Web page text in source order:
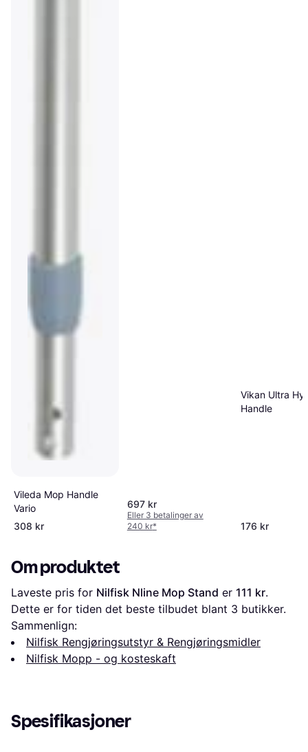
Vileda Mop Handle
Vario
308 kr
697 kr
Eller 3 betalinger av
240 kr*
Vikan Ultra
Handle
176 kr
Om produktet
Laveste pris for Nilfisk Nline Mop Stand er 111 kr.
Dette er for tiden det beste tilbudet blant 3 butikker.
Sammenlign:
Nilfisk Rengjøringsutstyr & Rengjøringsmidler
Nilfisk Mopp - og kosteskaft
Spesifikasjoner